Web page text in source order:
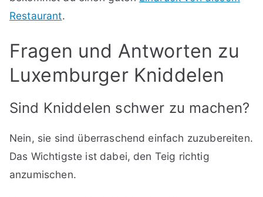
Restaurant.
Fragen und Antworten zu
Luxemburger Kniddelen
Sind Kniddelen schwer zu machen?
Nein, sie sind überraschend einfach zuzubereiten.
Das Wichtigste ist dabei, den Teig richtig
anzumischen.